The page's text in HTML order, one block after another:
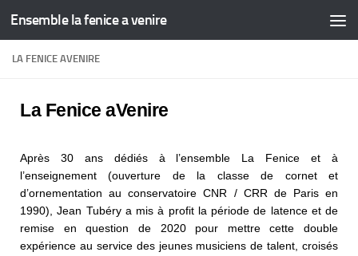
Skip to content
Ensemble la fenice a venire
LA FENICE AVENIRE
La Fenice aVenire
Après 30 ans dédiés à l’ensemble La Fenice et à
l’enseignement (ouverture de la classe de cornet et
d’ornementation au conservatoire CNR / CRR de Paris en
1990), Jean Tubéry a mis à profit la période de latence et de
remise en question de 2020 pour mettre cette double
expérience au service des jeunes musiciens de talent, croisés